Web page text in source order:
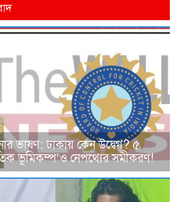
ভাষণ: ঢাকায় কেন উদ্বেগ? ৫
ভূমিকম্প’ও নেপথ্যের সমীকরণ!